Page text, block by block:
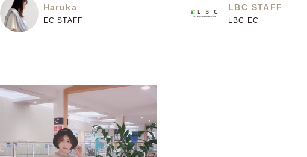
Haruka
EC STAFF
LBC STAFF
LBC EC